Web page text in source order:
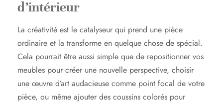
d’intérieur
La créativité est le catalyseur qui prend une pièce
ordinaire et la transforme en quelque chose de spécial.
Cela pourrait être aussi simple que de repositionner vos
meubles pour créer une nouvelle perspective, choisir
une œuvre d’art audacieuse comme point focal de votre
pièce, ou même ajouter des coussins colorés pour